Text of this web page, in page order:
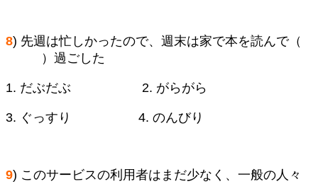
8) 先週は忙しかったので、週末は家で本を読んで（
）過ごした
1. だぶだぶ 2. がらがら
3. ぐっすり 4. のんびり
9) このサービスの利用者はまだ少なく、一般の人々